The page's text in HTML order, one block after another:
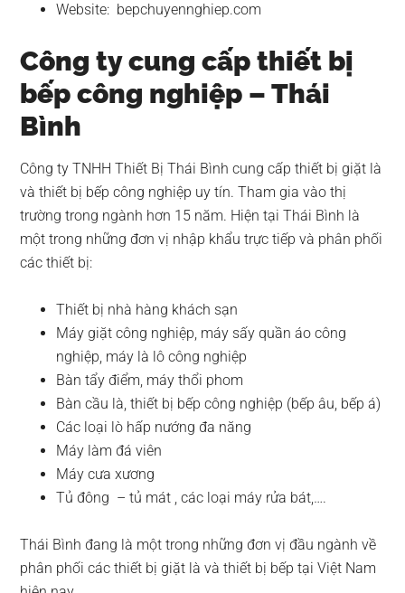
Website: bepchuyennghiep.com
Công ty cung cấp thiết bị
bếp công nghiệp – Thái
Bình
Công ty TNHH Thiết Bị Thái Bình cung cấp thiết bị giặt là
và thiết bị bếp công nghiệp uy tín. Tham gia vào thị
trường trong ngành hơn 15 năm. Hiện tại Thái Bình là
một trong những đơn vị nhập khẩu trực tiếp và phân phối
các thiết bị:
Thiết bị nhà hàng khách sạn
Máy giặt công nghiệp, máy sấy quần áo công
nghiệp, máy là lô công nghiệp
Bàn tẩy điểm, máy thổi phom
Bàn cầu là, thiết bị bếp công nghiệp (bếp âu, bếp á)
Các loại lò hấp nướng đa năng
Máy làm đá viên
Máy cưa xương
Tủ đông – tủ mát , các loại máy rửa bát,….
Thái Bình đang là một trong những đơn vị đầu ngành về
phân phối các thiết bị giặt là và thiết bị bếp tại Việt Nam